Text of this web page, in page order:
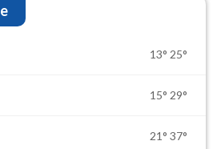
13° 25°
15° 29°
21° 37°